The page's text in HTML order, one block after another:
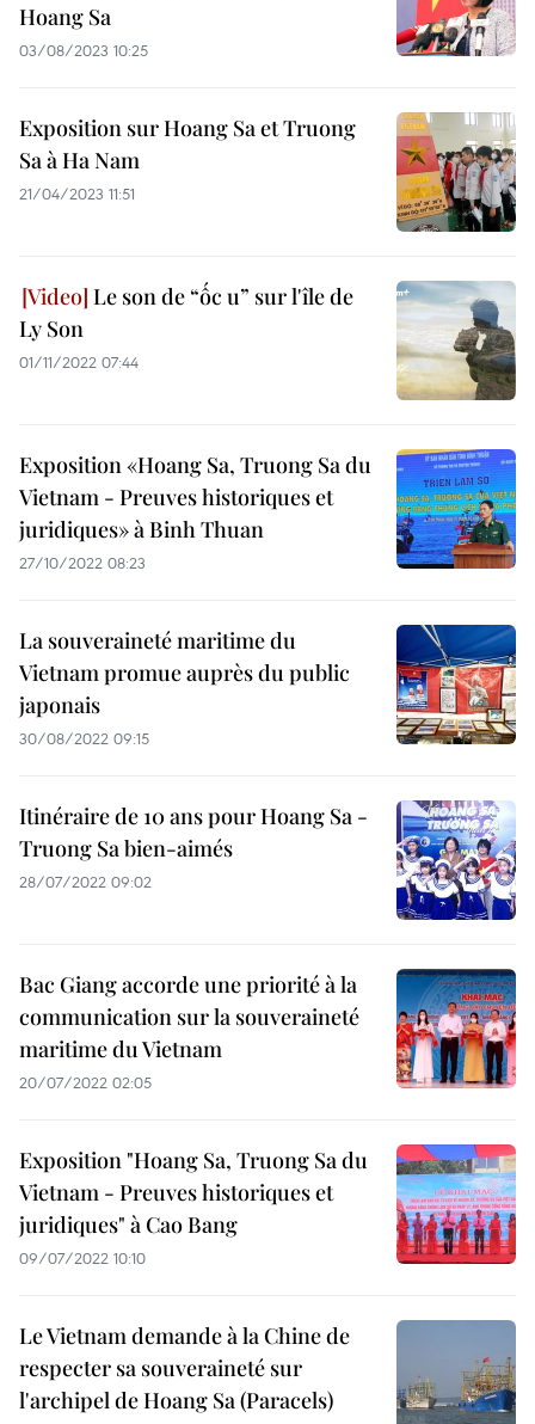
Hoang Sa
03/08/2023 10:25
Exposition sur Hoang Sa et Truong
Sa à Ha Nam
21/04/2023 11:51
Le son de “ốc u” sur l'île de
Ly Son
01/11/2022 07:44
Exposition «Hoang Sa, Truong Sa du
Vietnam - Preuves historiques et
juridiques» à Binh Thuan
27/10/2022 08:23
La souveraineté maritime du
Vietnam promue auprès du public
japonais
30/08/2022 09:15
Itinéraire de 10 ans pour Hoang Sa -
Truong Sa bien-aimés
28/07/2022 09:02
Bac Giang accorde une priorité à la
communication sur la souveraineté
maritime du Vietnam
20/07/2022 02:05
Exposition "Hoang Sa, Truong Sa du
Vietnam - Preuves historiques et
juridiques" à Cao Bang
09/07/2022 10:10
Le Vietnam demande à la Chine de
respecter sa souveraineté sur
l'archipel de Hoang Sa (Paracels)